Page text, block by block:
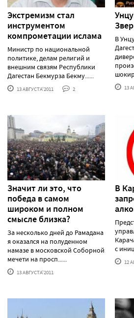
Экстремизм стал
инструментом
компрометации ислама
Министр по национальной
политике, делам религий и
внешним связям Республики
Дагестан Бекмурза Бекму......
13 АВГУСТА'2011 2
В
13
Значит ли это, что
победа в самом
широком и полном
смысле близка?
За несколько дней до Рамадана
я оказался на полуденном
намазе в московской Соборной
мечети на просп......
13 АВГУСТА'2011
В
с
12